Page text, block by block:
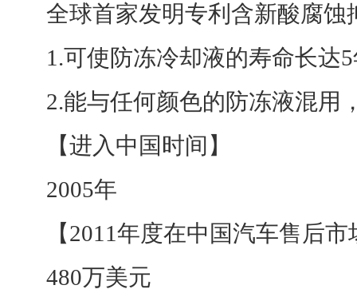
全球首家发明专利含新酸腐蚀
1.可使防冻冷却液的寿命长达5
2.能与任何颜色的防冻液混用
【进入中国时间】
2005年
【2011年度在中国汽车售后市
480万美元